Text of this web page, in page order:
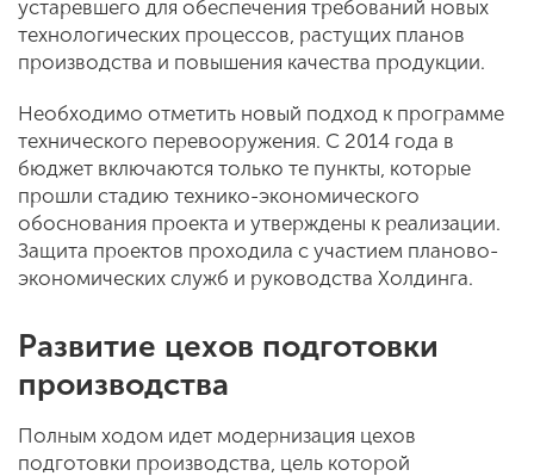
устаревшего для обеспечения требований новых
технологических процессов, растущих планов
производства и повышения качества продукции.
Необходимо отметить новый подход к программе
технического перевооружения. С 2014 года в
бюджет включаются только те пункты, которые
прошли стадию технико-экономического
обоснования проекта и утверждены к реализации.
Защита проектов проходила с участием планово-
экономических служб и руководства Холдинга.
Развитие цехов подготовки
производства
Полным ходом идет модернизация цехов
подготовки производства, цель которой